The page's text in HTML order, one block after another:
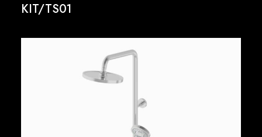
KIT/TS01